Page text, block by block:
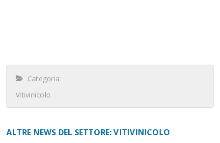
Categoria:
Vitivinicolo
ALTRE NEWS DEL SETTORE: VITIVINICOLO